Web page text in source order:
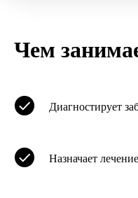
Чем
Диагностирует
Назначает